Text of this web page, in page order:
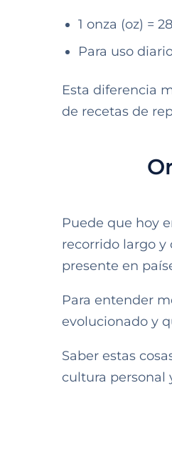
1 onza (oz) =
Para uso
Esta diferencia
de recetas de
Puede que hoy
recorrido largo
presente en
Para entender
evolucionado y
Saber estas
cultura personal